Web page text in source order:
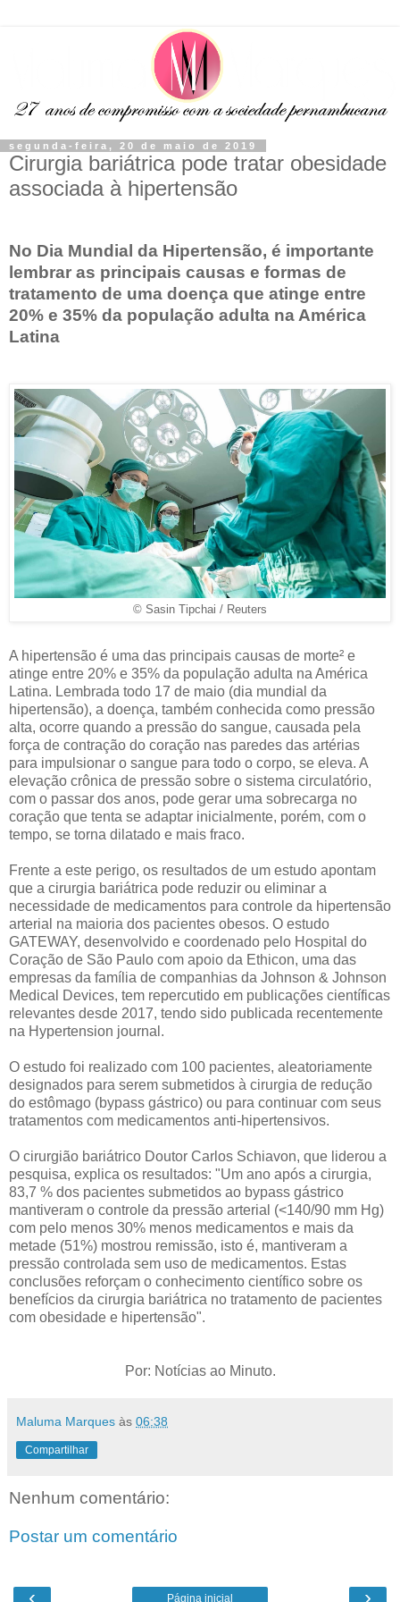
segunda-feira, 20 de maio de 2019
Cirurgia bariátrica pode tratar obesidade
associada à hipertensão
No Dia Mundial da Hipertensão, é importante
lembrar as principais causas e formas de
tratamento de uma doença que atinge entre
20% e 35% da população adulta na América
Latina
© Sasin Tipchai / Reuters
A hipertensão é uma das principais causas de morte² e
atinge entre 20% e 35% da população adulta na América
Latina. Lembrada todo 17 de maio (dia mundial da
hipertensão), a doença, também conhecida como pressão
alta, ocorre quando a pressão do sangue, causada pela
força de contração do coração nas paredes das artérias
para impulsionar o sangue para todo o corpo, se eleva. A
elevação crônica de pressão sobre o sistema circulatório,
com o passar dos anos, pode gerar uma sobrecarga no
coração que tenta se adaptar inicialmente, porém, com o
tempo, se torna dilatado e mais fraco.
Frente a este perigo, os resultados de um estudo apontam
que a cirurgia bariátrica pode reduzir ou eliminar a
necessidade de medicamentos para controle da hipertensão
arterial na maioria dos pacientes obesos. O estudo
GATEWAY, desenvolvido e coordenado pelo Hospital do
Coração de São Paulo com apoio da Ethicon, uma das
empresas da família de companhias da Johnson & Johnson
Medical Devices, tem repercutido em publicações científicas
relevantes desde 2017, tendo sido publicada recentemente
na Hypertension journal.
O estudo foi realizado com 100 pacientes, aleatoriamente
designados para serem submetidos à cirurgia de redução
do estômago (bypass gástrico) ou para continuar com seus
tratamentos com medicamentos anti-hipertensivos.
O cirurgião bariátrico Doutor Carlos Schiavon, que liderou a
pesquisa, explica os resultados: "Um ano após a cirurgia,
83,7 % dos pacientes submetidos ao bypass gástrico
mantiveram o controle da pressão arterial (<140/90 mm Hg)
com pelo menos 30% menos medicamentos e mais da
metade (51%) mostrou remissão, isto é, mantiveram a
pressão controlada sem uso de medicamentos. Estas
conclusões reforçam o conhecimento científico sobre os
benefícios da cirurgia bariátrica no tratamento de pacientes
com obesidade e hipertensão".
Por: Notícias ao Minuto.
Maluma Marques às 06:38
Compartilhar
Nenhum comentário:
Postar um comentário
‹ ›
Página inicial